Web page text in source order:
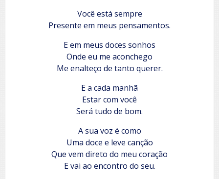
Você está sempre
Presente em meus pensamentos.
E em meus doces sonhos
Onde eu me aconchego
Me enalteço de tanto querer.
E a cada manhã
Estar com você
Será tudo de bom.
A sua voz é como
Uma doce e leve canção
Que vem direto do meu coração
E vai ao encontro do seu.